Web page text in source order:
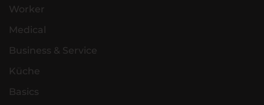
Worker
Medical
Business & Service
Küche
Basics